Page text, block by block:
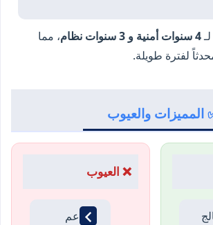
4 سنوات أمنية و 3 سنوات نظام
، مما
لفترة طويلة.
المميزات والعيوب
❌ العيوب
لا يدعم